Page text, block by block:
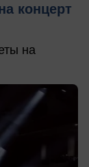
концерт
на